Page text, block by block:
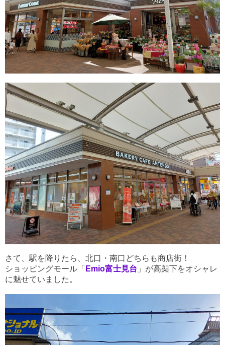
さて、駅を降りたら、北口・南口どちらも商店街！
ショッピングモール「 Emio富士見台 」が高架下をオシャレ
に魅せていました。